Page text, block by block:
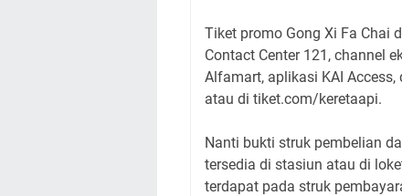
Tiket promo Gong Xi Fa Chai
Contact Center 121, channel
Alfamart, aplikasi KAI
atau di tiket.com/keretaapi.
Nanti bukti struk pembelian
tersedia di stasiun atau di
terdapat pada struk